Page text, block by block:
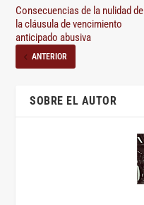
Consecuencias de la nulidad de
la cláusula de vencimiento
anticipado abusiva
ANTERIOR
SOBRE EL AUTOR